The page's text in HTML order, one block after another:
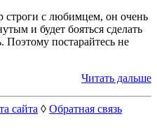
строги с любимцем, он очень
и будет бояться сделать
Поэтому постарайтесь не
Читать дальше
сайта ◊ Обратная связь